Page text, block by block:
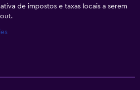
de impostos e taxas locais a serem